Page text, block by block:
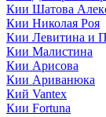
Кии Шатова
Кии Николая Роя
Кии Левитина и
Кии Малистина
Кии Арисова
Кии Ариванюка
Кий Vantex
Кии Fortuna